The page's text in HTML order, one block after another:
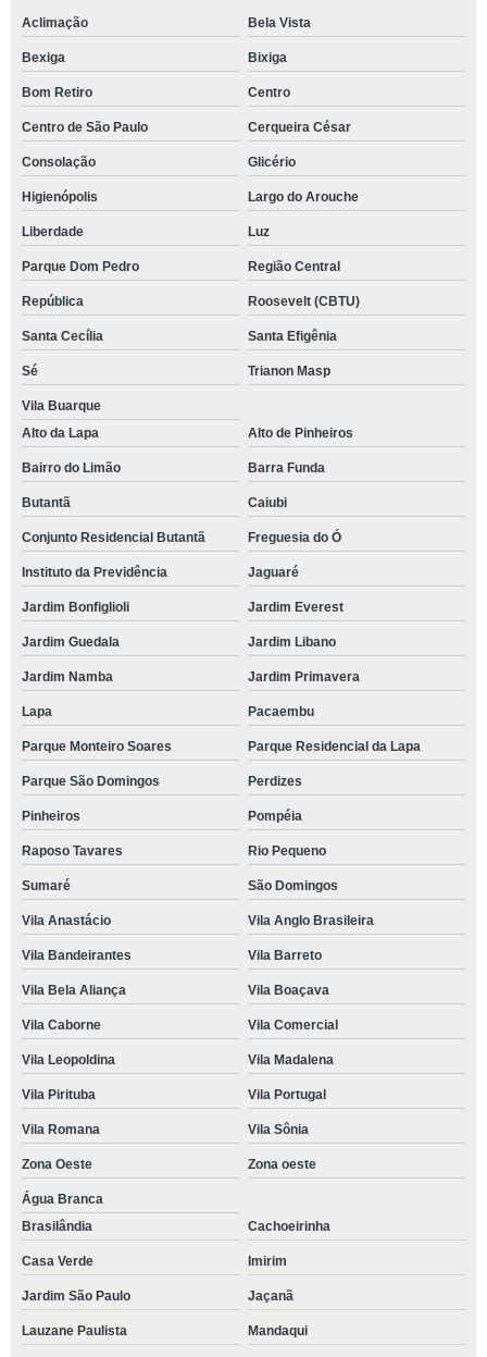
Aclimação Bela Vista
Bexiga Bixiga
Bom Retiro Centro
Centro de São Paulo Cerqueira César
Consolação Glicério
Higienópolis Largo do Arouche
Liberdade Luz
Parque Dom Pedro Região Central
República Roosevelt (CBTU)
Santa Cecília Santa Efigênia
Sé Trianon Masp
Vila Buarque
Alto da Lapa
Alto de Pinheiros
Bairro do Limão Barra Funda
Butantã Caiubi
Conjunto Residencial Butantã Freguesia do Ó
Instituto da Previdência Jaguaré
Jardim Bonfiglioli Jardim Everest
Jardim Guedala Jardim Libano
Jardim Namba Jardim Primavera
Lapa Pacaembu
Parque Monteiro Soares Parque Residencial da Lapa
Parque São Domingos Perdizes
Pinheiros Pompéia
Raposo Tavares Rio Pequeno
Sumaré São Domingos
Vila Anastácio Vila Anglo Brasileira
Vila Bandeirantes Vila Barreto
Vila Bela Aliança Vila Boaçava
Vila Caborne Vila Comercial
Vila Leopoldina Vila Madalena
Vila Pirituba Vila Portugal
Vila Romana Vila Sônia
Zona Oeste Zona oeste
Água Branca
Brasilândia
Cachoeirinha
Casa Verde Imirim
Jardim São Paulo Jaçanã
Lauzane Paulista Mandaqui